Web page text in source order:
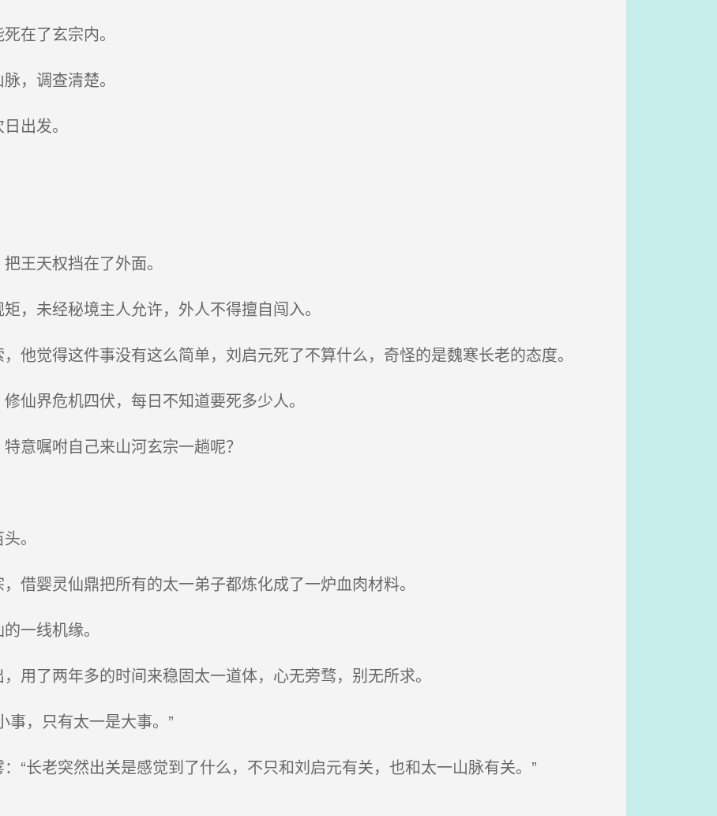
在了玄宗内。
，调查清楚。
出发。
王天权挡在了外面。
，未经秘境主人允许，外人不得擅自闯入。
他觉得这件事没有这么简单，刘启元死了不算什么，奇怪的是魏寒长老的态度。
仙界危机四伏，每日不知道要死多少人。
意嘱咐自己来山河玄宗一趟呢？
。
借婴灵仙鼎把所有的太一弟子都炼化成了一炉血肉材料。
一线机缘。
用了两年多的时间来稳固太一道体，心无旁骛，别无所求。
，只有太一是大事。”
“长老突然出关是感觉到了什么，不只和刘启元有关，也和太一山脉有关。”